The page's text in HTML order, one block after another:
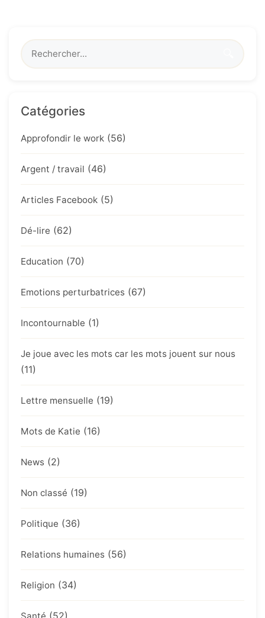
Catégories
Approfondir le work (56)
Argent / travail (46)
Articles Facebook (5)
Dé-lire (62)
Education (70)
Emotions perturbatrices (67)
Incontournable (1)
Je joue avec les mots car les mots jouent sur nous
(11)
Lettre mensuelle (19)
Mots de Katie (16)
News (2)
Non classé (19)
Politique (36)
Relations humaines (56)
Religion (34)
(52)